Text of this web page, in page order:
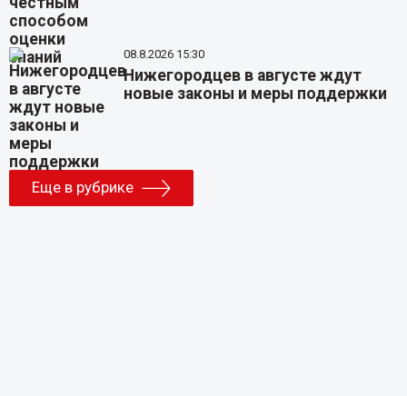
08.8.2026 15:30
Нижегородцев в августе ждут
новые законы и меры поддержки
Еще в рубрике